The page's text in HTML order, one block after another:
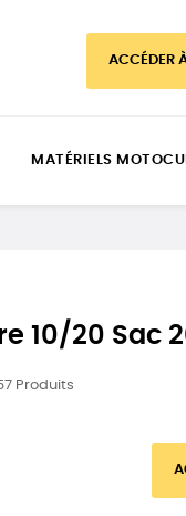
ACCÉDER
MATÉRIELS
10/20 Sac
Produits